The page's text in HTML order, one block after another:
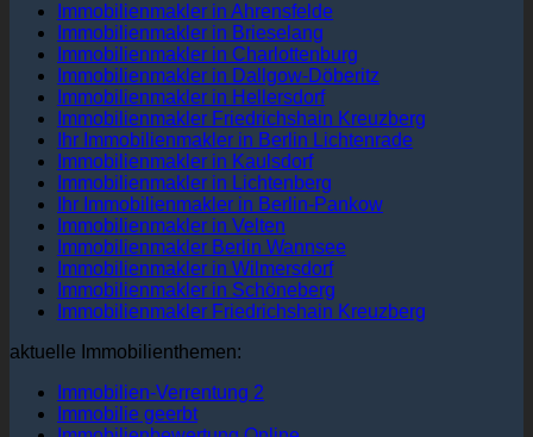
Immobilienmakler in Ahrensfelde
Immobilienmakler in Brieselang
Immobilienmakler in Charlottenburg
Immobilienmakler in Dallgow-Döberitz
Immobilienmakler in Hellersdorf
Immobilienmakler Friedrichshain Kreuzberg
Ihr Immobilienmakler in Berlin Lichtenrade
Immobilienmakler in Kaulsdorf
Immobilienmakler in Lichtenberg
Ihr Immobilienmakler in Berlin-Pankow
Immobilienmakler in Velten
Immobilienmakler Berlin Wannsee
Immobilienmakler in Wilmersdorf
Immobilienmakler in Schöneberg
Immobilienmakler Friedrichshain Kreuzberg
aktuelle Immobilienthemen:
Immobilien-Verrentung 2
Immobilie geerbt